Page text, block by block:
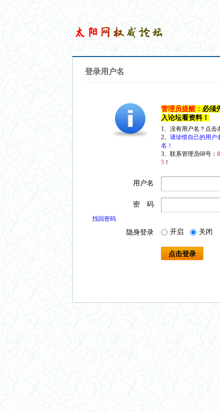
登录用户名
管理员提醒： 必须
入论坛看资料！
1、没有用户名？点
2、 请珍惜自己的用户
名！
3、联系管理员68号：
5 ！
用户名
密 码
找回密码
隐身登录 开启 关闭
点击登录